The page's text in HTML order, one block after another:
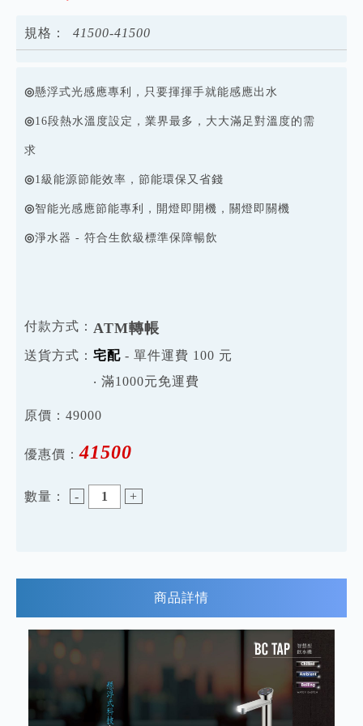
規格： 41500-41500
◎懸浮式光感應專利，只要揮揮手就能感應出水
◎16段熱水溫度設定，業界最多，大大滿足對溫度的需
求
◎1級能源節能效率，節能環保又省錢
◎智能光感應節能專利，開燈即開機，關燈即關機
◎淨水器 - 符合生飲級標準保障暢飲
付款方式： ATM轉帳
送貨方式： 宅配 - 單件運費 100 元
‧ 滿1000元免運費
原價： 49000
優惠價：41500
數量： - +
商品詳情